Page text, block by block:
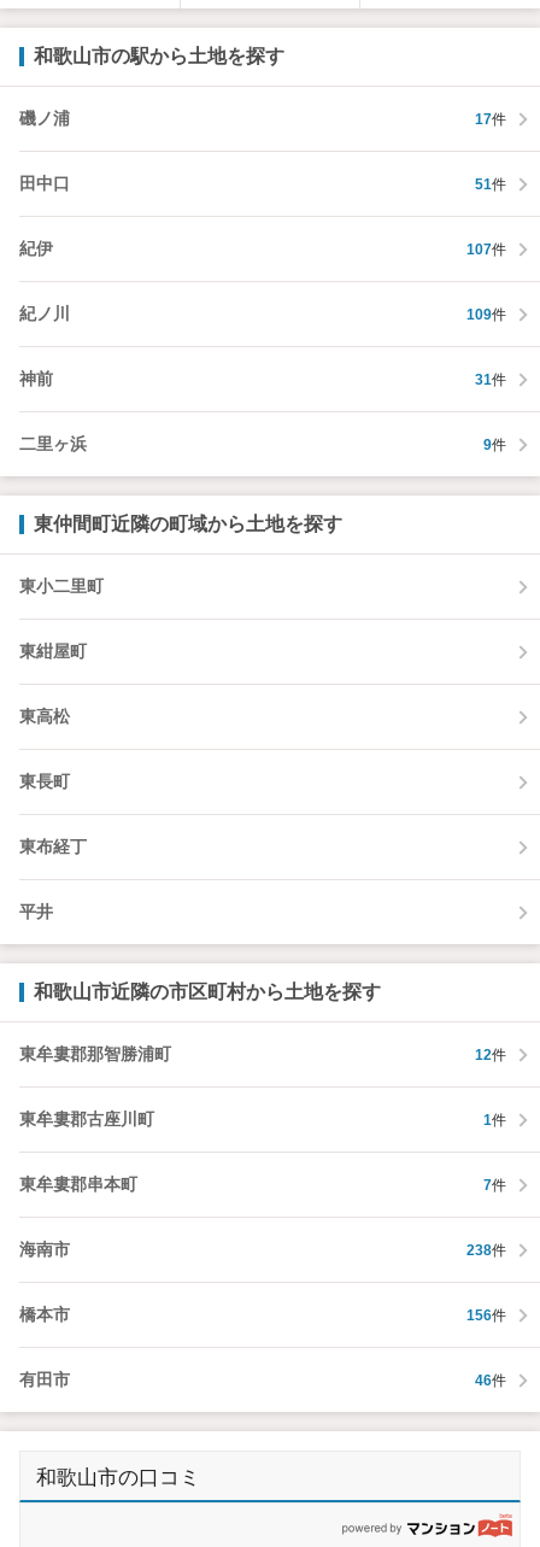
和歌山市の駅から土地を探す
磯ノ浦 17件
田中口 51件
紀伊 107件
紀ノ川 109件
神前 31件
二里ヶ浜 9件
東仲間町近隣の町域から土地を探す
東小二里町
東紺屋町
東高松
東長町
東布経丁
平井
和歌山市近隣の市区町村から土地を探す
東牟婁郡那智勝浦町 12件
東牟婁郡古座川町 1件
東牟婁郡串本町 7件
海南市 238件
橋本市 156件
有田市 46件
和歌山市の口コミ